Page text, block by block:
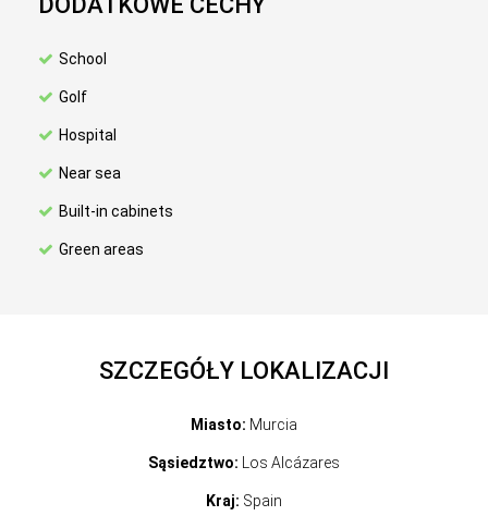
School
Golf
Hospital
Near sea
Built-in cabinets
Green areas
SZCZEGÓŁY LOKALIZACJI
Miasto: Murcia
Sąsiedztwo: Los Alcázares
Kraj: Spain